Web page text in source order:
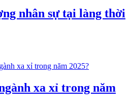
nhân sự tại làng thời
xa xỉ trong năm